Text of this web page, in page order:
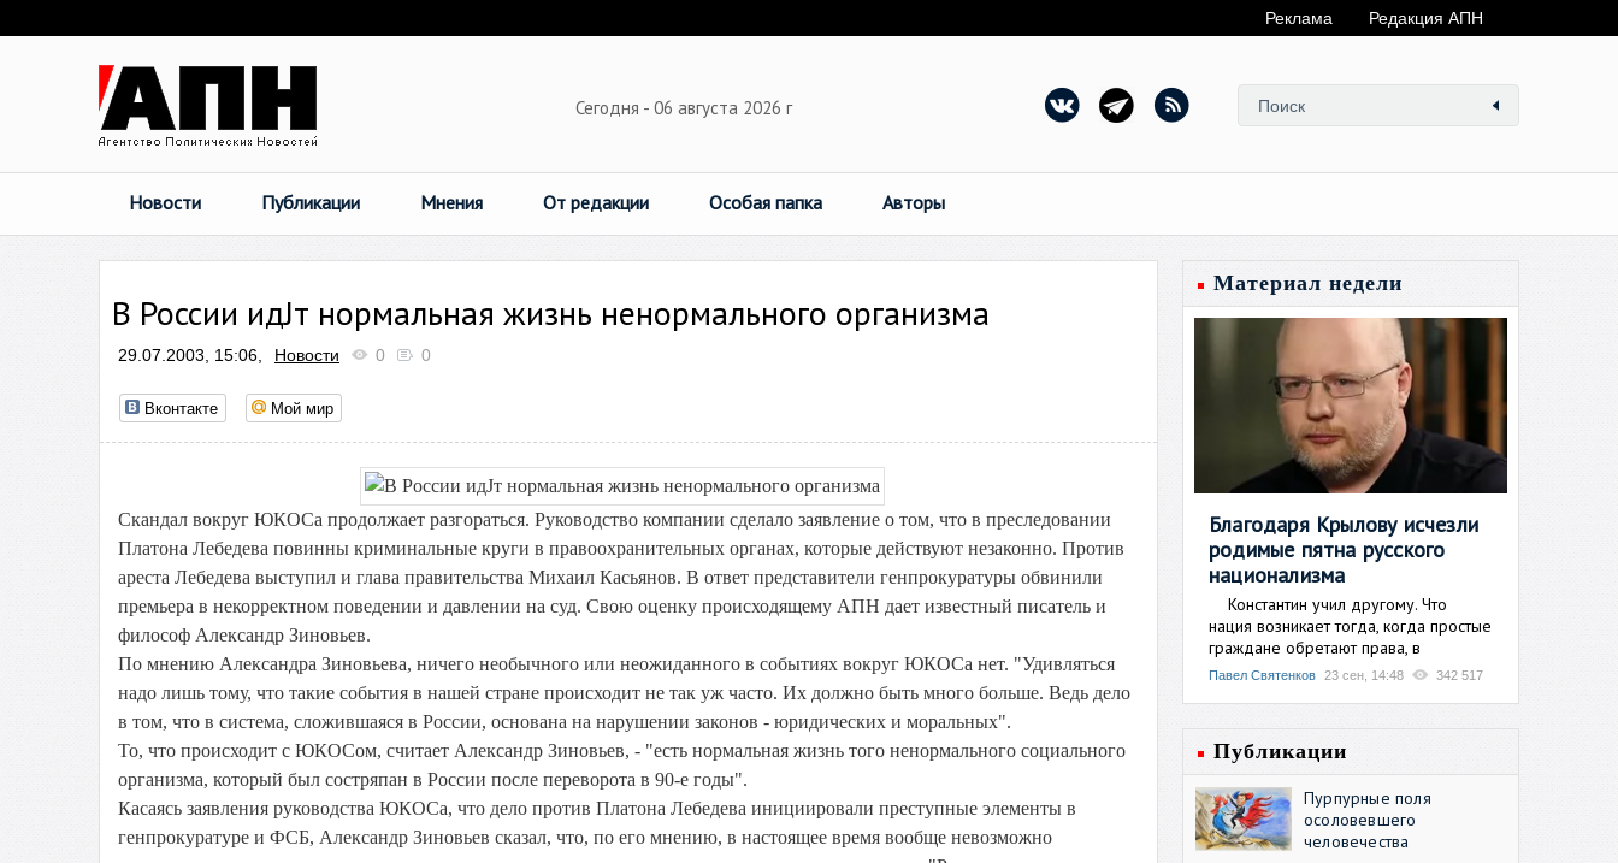
Реклама Редакция АПН
Сегодня - 06 августа 2026 г
Новости Публикации Мнения От редакции Особая папка Авторы
В России идЈт нормальная жизнь ненормального организма
29.07.2003, 15:06, Новости 0 0
Вконтакте Мой мир
Скандал вокруг ЮКОСа продолжает разгораться. Руководство компании сделало заявление о том, что в преследовании
Платона Лебедева повинны криминальные круги в правоохранительных органах, которые действуют незаконно. Против
ареста Лебедева выступил и глава правительства Михаил Касьянов. В ответ представители генпрокуратуры обвинили
премьера в некорректном поведении и давлении на суд. Свою оценку происходящему АПН дает известный писатель и
философ Александр Зиновьев.
По мнению Александра Зиновьева, ничего необычного или неожиданного в событиях вокруг ЮКОСа нет. "Удивляться
надо лишь тому, что такие события в нашей стране происходит не так уж часто. Их должно быть много больше. Ведь дело
в том, что в система, сложившаяся в России, основана на нарушении законов - юридических и моральных".
То, что происходит с ЮКОСом, считает Александр Зиновьев, - "есть нормальная жизнь того ненормального социального
организма, который был состряпан в России после переворота в 90-е годы".
Касаясь заявления руководства ЮКОСа, что дело против Платона Лебедева инициировали преступные элементы в
генпрокуратуре и ФСБ, Александр Зиновьев сказал, что, по его мнению, в настоящее время вообще невозможно
Материал недели
Благодаря Крылову исчезли
родимые пятна русского
национализма
Константин учил другому. Что
нация возникает тогда, когда простые
граждане обретают права, в
Павел Святенков 23 сен, 14:48 342 517
Публикации
Пурпурные поля
осоловевшего
человечества